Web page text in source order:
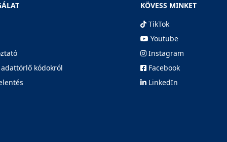
kódokról
KÖVESS MINKET
TikTok
Youtube
Instagram
Facebook
LinkedIn